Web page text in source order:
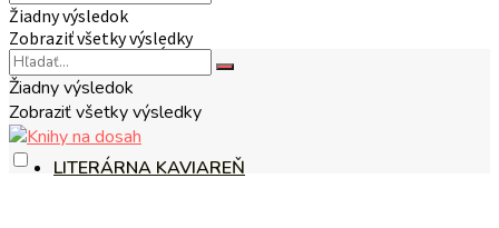
NA TÉMU
LITERÁRNA KAVIAREŇ
Žiadny výsledok
Zobraziť všetky výsledky
Žiadny výsledok
Zobraziť všetky výsledky